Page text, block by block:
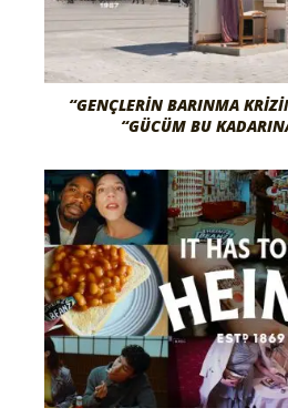
“GENÇLERIN BARINMA
“GÜCÜM BU